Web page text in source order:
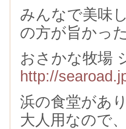
みんなで美味
の方が旨かった
おさかな牧場
http://
浜の食堂があ
大人用なので